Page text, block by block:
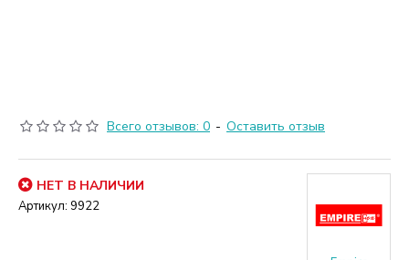
Всего отзывов: 0 - Оставить отзыв
НЕТ В НАЛИЧИИ
Артикул: 9922